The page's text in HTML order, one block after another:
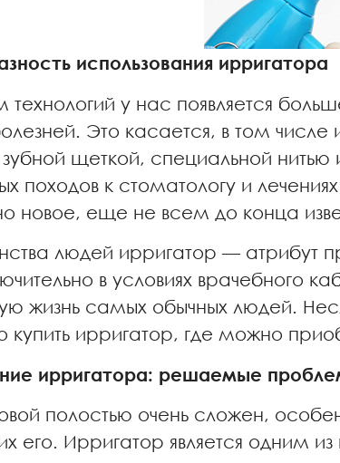
использования ирригатора
технологий у нас появляется
Это касается, в том
зубной щеткой, специальной
походов к стоматологу и
новое, еще не всем до конца
людей ирригатор — атрибут
в условиях врачебного
жизнь самых обычных людей.
ирригатор, где можно
ирригатора: решаемые
полостью очень сложен,
его. Ирригатор является одним из